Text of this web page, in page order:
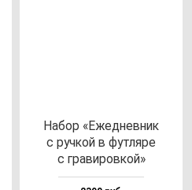
Набор «Ежед­нев­ник
с руч­кой в фут­ля­ре
с гра­ви­ров­кой»